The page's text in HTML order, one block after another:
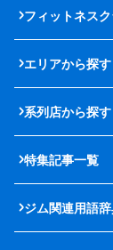
フィットネス
エリアから探す
系列店から探す
特集記事一覧
ジム関連用語